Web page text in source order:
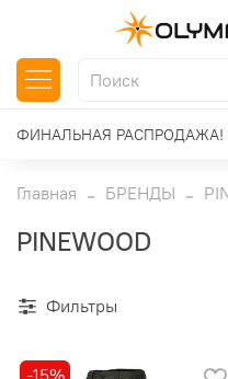
ФИНАЛЬНАЯ РАСПРОДАЖА!
Главная БРЕНДЫ
PINEWOOD
Фильтры